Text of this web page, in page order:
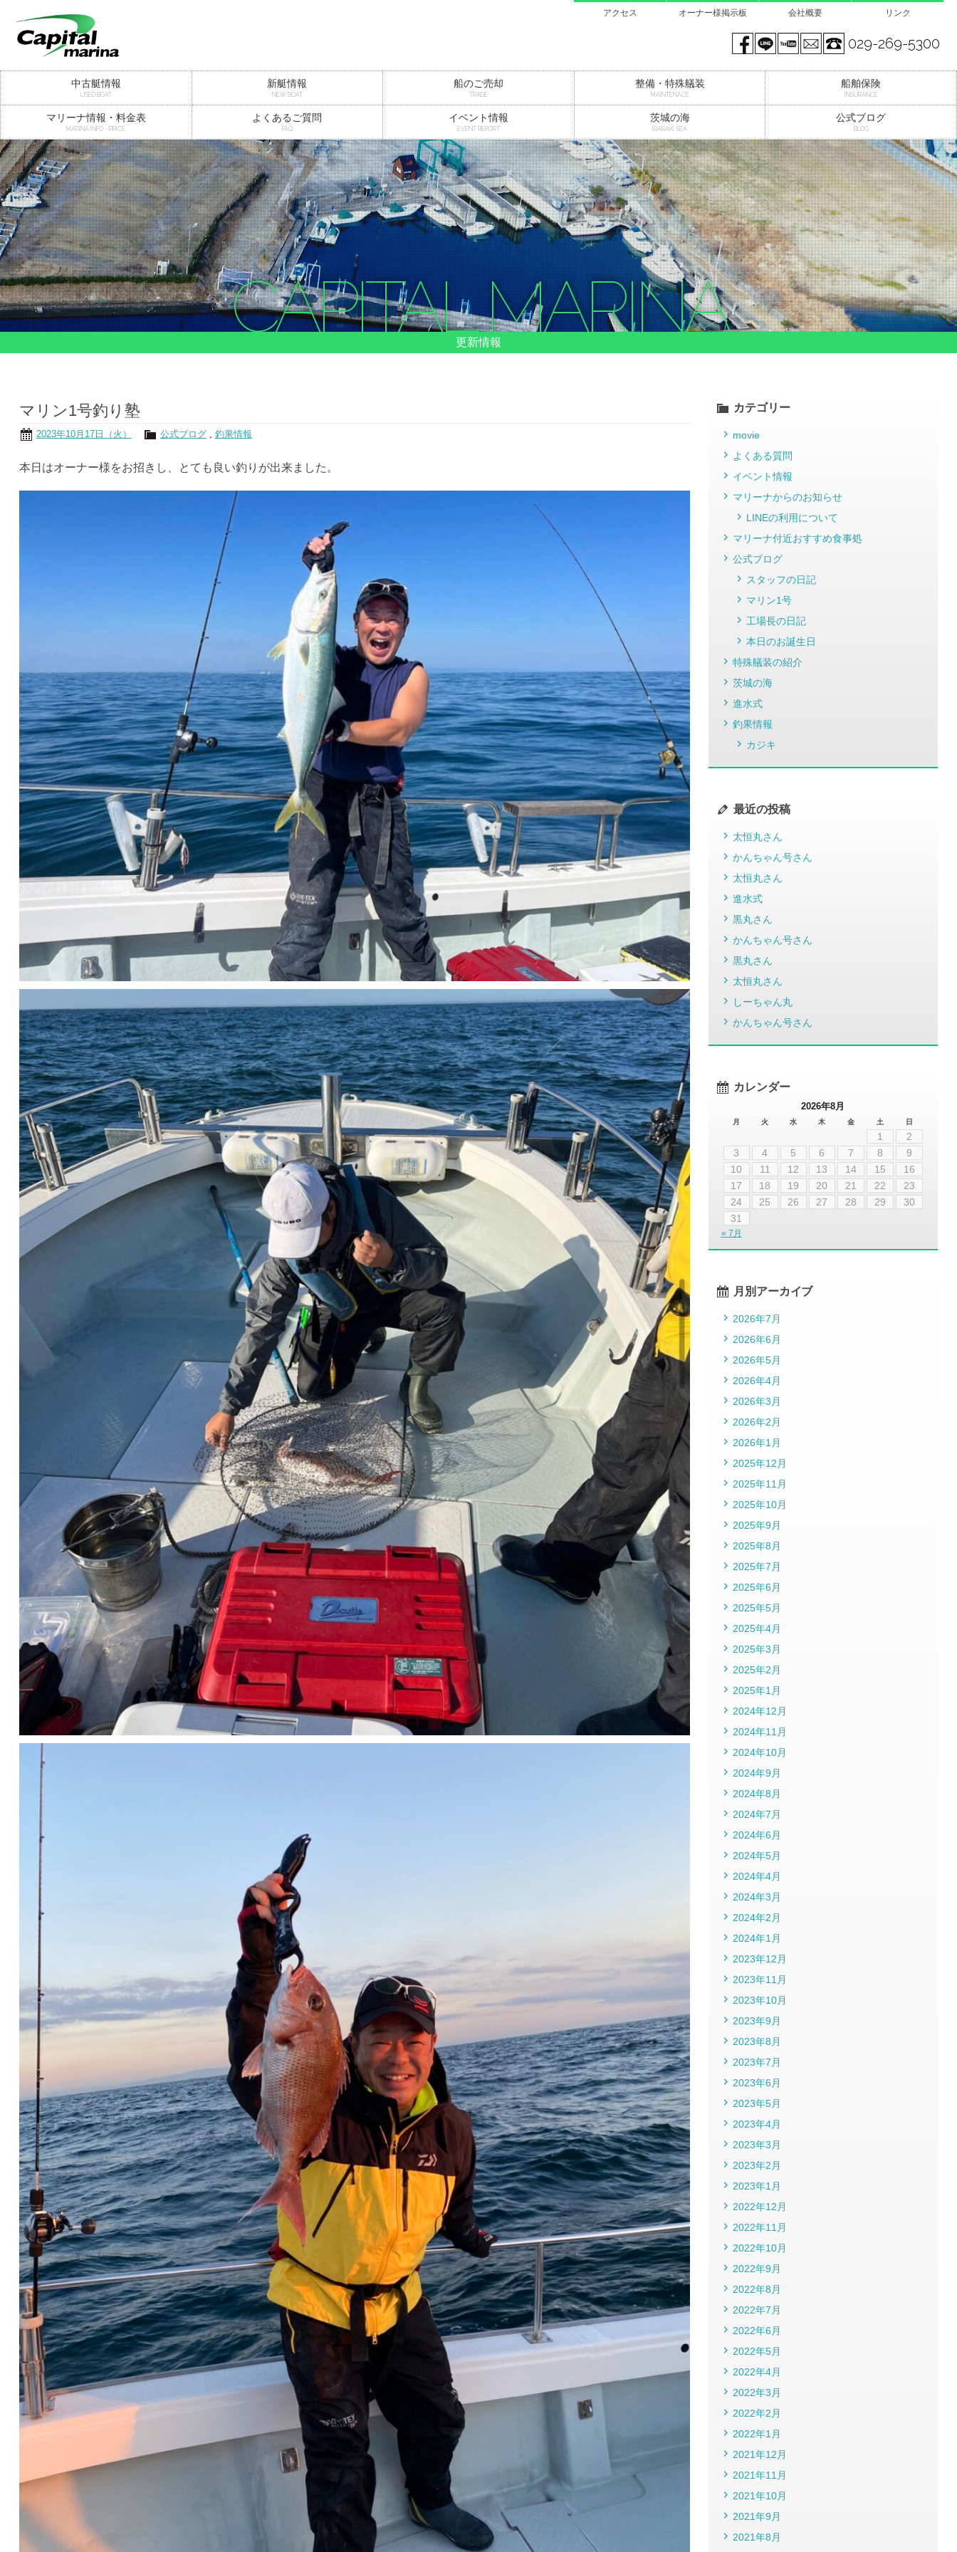
アクセス オーナー様掲示板 会社概要 リンク
029-269-5300
mail
You tube
LINE@
Facebook page
中古艇情報
USED BOAT
新艇情報
NEW BOAT
船のご売却
TRADE
整備・特殊艤装
MAINTENACE
船舶保険
INSURANCE
マリーナ情報・料金表
MARINA INFO・PRICE
よくあるご質問
FAQ
イベント情報
EVENT REPORT
茨城の海
IBARAKI SEA
公式ブログ
BLOG
CAPITAL MARINA
更新情報
マリン1号釣り塾
2023年10月17日（火） 公式ブログ, 釣果情報
本日はオーナー様をお招きし、とても良い釣りが出来ました。
カテゴリー
movie
よくある質問
イベント情報
マリーナからのお知らせ
LINEの利用について
マリーナ付近おすすめ食事処
公式ブログ
スタッフの日記
マリン1号
工場長の日記
本日のお誕生日
特殊艤装の紹介
茨城の海
進水式
釣果情報
カジキ
最近の投稿
太恒丸さん
かんちゃん号さん
太恒丸さん
進水式
黒丸さん
かんちゃん号さん
黒丸さん
太恒丸さん
しーちゃん丸
かんちゃん号さん
カレンダー
2026年8月
月 火 水 木 金 土 日
1
2
3
4 5 6 7 8
9
10
11 12 13 14 15
16
17
18 19 20 21 22
23
24
25 26 27 28 29
30
31
« 7月
月別アーカイブ
2026年7月
2026年6月
2026年5月
2026年4月
2026年3月
2026年2月
2026年1月
2025年12月
2025年11月
2025年10月
2025年9月
2025年8月
2025年7月
2025年6月
2025年5月
2025年4月
2025年3月
2025年2月
2025年1月
2024年12月
2024年11月
2024年10月
2024年9月
2024年8月
2024年7月
2024年6月
2024年5月
2024年4月
2024年3月
2024年2月
2024年1月
2023年12月
2023年11月
2023年10月
2023年9月
2023年8月
2023年7月
2023年6月
2023年5月
2023年4月
2023年3月
2023年2月
2023年1月
2022年12月
2022年11月
2022年10月
2022年9月
2022年8月
2022年7月
2022年6月
2022年5月
2022年4月
2022年3月
2022年2月
2022年1月
2021年12月
2021年11月
2021年10月
2021年9月
2021年8月